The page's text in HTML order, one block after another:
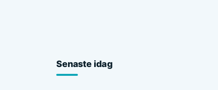
Senaste idag